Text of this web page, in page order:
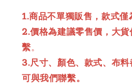
1.商品不單獨販售，款式僅
2.價格為建議零售價，大
繫。
3.尺寸、顏色、款式、布
可與我們聯繫。